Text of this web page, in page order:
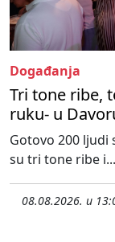
Događanja
Tri tone ribe,
ruku- u
Gotovo 200 ljudi
su tri tone ribe i...
08.08.2026. u